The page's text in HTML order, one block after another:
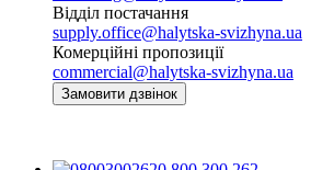
Відділ постачання
supply.office@halytska-svizhyna.ua
Комерційні пропозиції
commercial@halytska-svizhyna.ua
Замовити дзвінок